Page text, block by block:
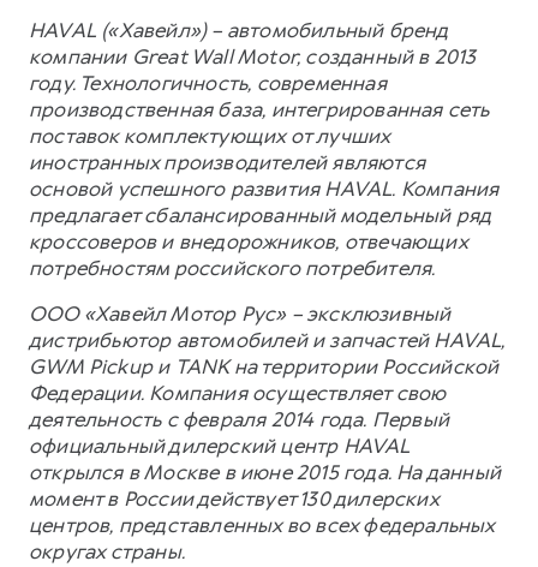
HAVAL («Хавейл») – автомобильный бренд
компании Great Wall Motor, созданный в 2013
году. Технологичность, современная
производственная база, интегрированная сеть
поставок комплектующих от лучших
иностранных производителей являются
основой успешного развития HAVAL. Компания
предлагает сбалансированный модельный ряд
кроссоверов и внедорожников, отвечающих
потребностям российского потребителя.
ООО «Хавейл Мотор Рус» – эксклюзивный
дистрибьютор автомобилей и запчастей HAVAL,
GWM Pickup и TANK на территории Российской
Федерации. Компания осуществляет свою
деятельность с февраля 2014 года. Первый
официальный дилерский центр HAVAL
открылся в Москве в июне 2015 года. На данный
момент в России действует 130 дилерских
центров, представленных во всех федеральных
округах страны.